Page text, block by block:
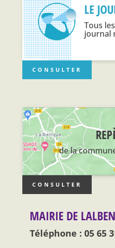
LE
Tous
journal
CONSULTER
de la
CONSULTER
MAIRIE DE
Téléphone : 05 65